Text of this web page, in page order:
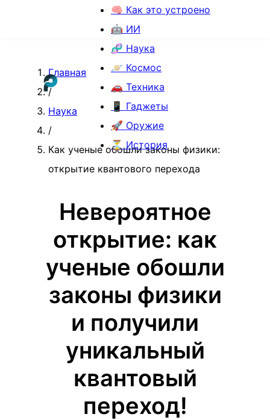
🧠 Как это устроено
🤖 ИИ
🧬 Наука
🪐 Космос
🚗 Техника
📱 Гаджеты
🚀 Оружие
⏳ История
Главная
/
Наука
/
Как ученые обошли законы физики:
открытие квантового перехода
Невероятное
открытие: как
ученые обошли
законы физики
и получили
уникальный
квантовый
переход!